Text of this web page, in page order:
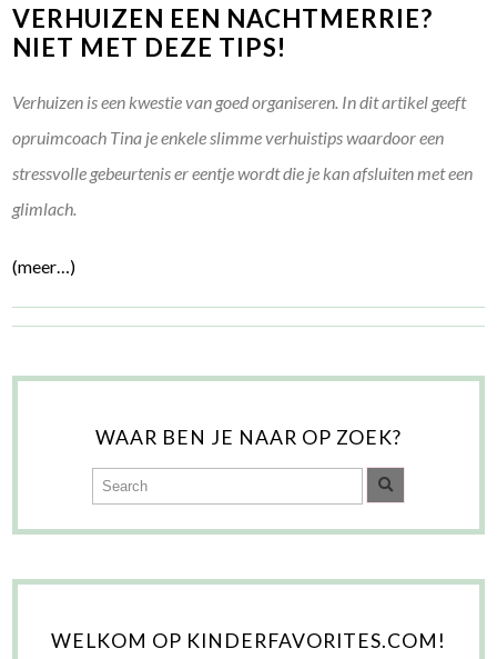
VERHUIZEN EEN NACHTMERRIE?
NIET MET DEZE TIPS!
Verhuizen is een kwestie van goed organiseren. In dit artikel geeft
opruimcoach Tina je enkele slimme verhuistips waardoor een
stressvolle gebeurtenis er eentje wordt die je kan afsluiten met een
glimlach.
(meer…)
WAAR BEN JE NAAR OP ZOEK?
WELKOM OP KINDERFAVORITES.COM!